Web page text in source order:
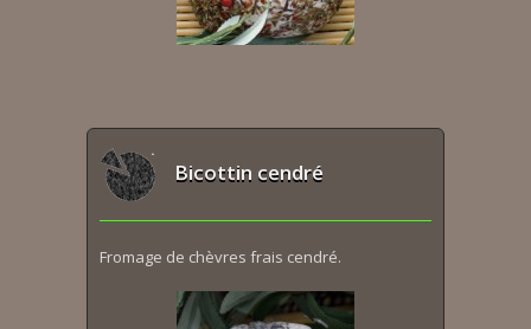
Bicottin cendré
Fromage de chèvres frais cendré.